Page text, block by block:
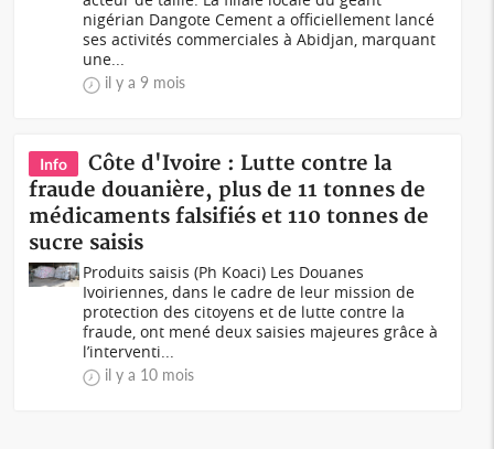
nigérian Dangote Cement a officiellement lancé
ses activités commerciales à Abidjan, marquant
une...
il y a 9 mois
Info
Côte d'Ivoire : Lutte contre la
fraude douanière, plus de 11 tonnes de
médicaments falsifiés et 110 tonnes de
sucre saisis
Produits saisis (Ph Koaci) Les Douanes
Ivoiriennes, dans le cadre de leur mission de
protection des citoyens et de lutte contre la
fraude, ont mené deux saisies majeures grâce à
l’interventi...
il y a 10 mois